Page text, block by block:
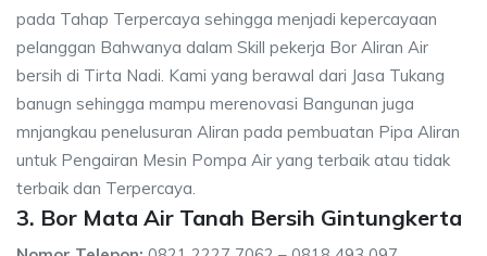
pada Tahap Terpercaya sehingga menjadi kepercayaan
pelanggan Bahwanya dalam Skill pekerja Bor Aliran Air
bersih di Tirta Nadi. Kami yang berawal dari Jasa Tukang
banugn sehingga mampu merenovasi Bangunan juga
mnjangkau penelusuran Aliran pada pembuatan Pipa Aliran
untuk Pengairan Mesin Pompa Air yang terbaik atau tidak
terbaik dan Terpercaya.
3. Bor Mata Air Tanah Bersih Gintungkerta